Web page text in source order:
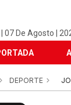
07 De Agosto |
DEPORTE